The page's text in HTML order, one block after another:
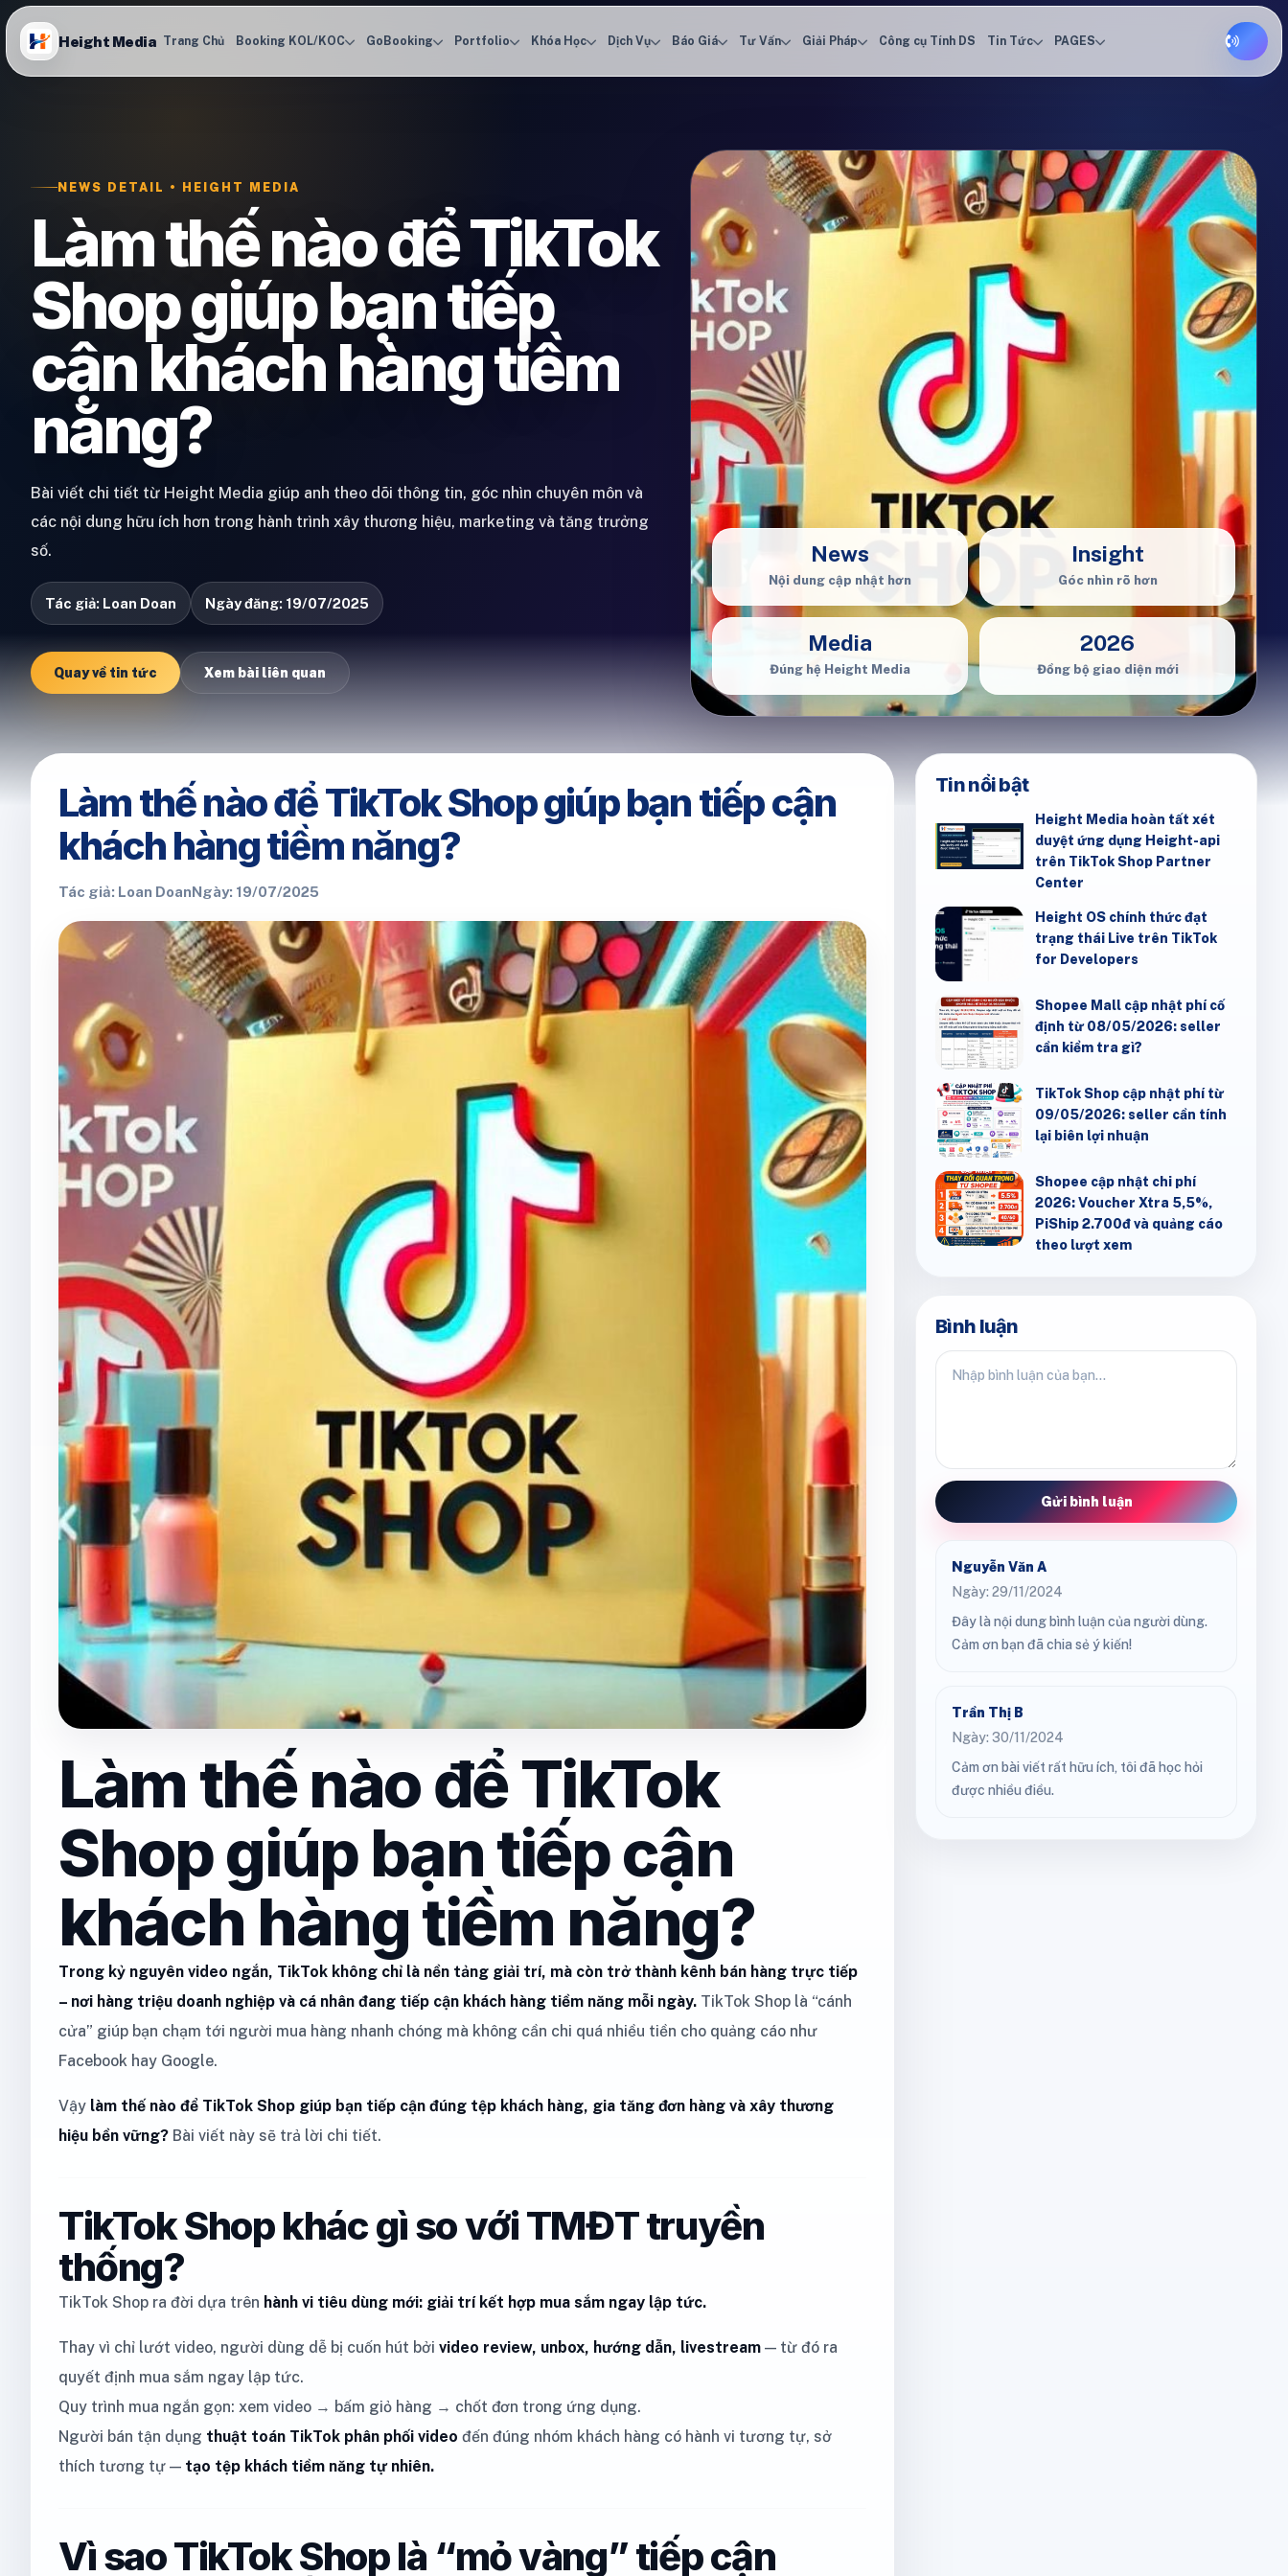
Height Media Trang Chủ Booking KOL/KOC GoBooking Portfolio Khóa Học Dịch Vụ Báo Giá Tư Vấn Giải Pháp Công cụ Tính DS Tin Tức PAGES
NEWS DETAIL • HEIGHT MEDIA
Làm thế nào để TikTok
Shop giúp bạn tiếp
cận khách hàng tiềm
năng?
Bài viết chi tiết từ Height Media giúp anh theo dõi thông tin, góc nhìn chuyên môn và
các nội dung hữu ích hơn trong hành trình xây thương hiệu, marketing và tăng trưởng
số.
Tác giả: Loan Doan Ngày đăng: 19/07/2025
Quay về tin tức Xem bài liên quan
News
Nội dung cập nhật hơn
Insight
Góc nhìn rõ hơn
Media
Đúng hệ Height Media
2026
Đồng bộ giao diện mới
Làm thế nào để TikTok Shop giúp bạn tiếp cận
khách hàng tiềm năng?
Tác giả: Loan DoanNgày: 19/07/2025
Làm thế nào để TikTok
Shop giúp bạn tiếp cận
khách hàng tiềm năng?
Trong kỷ nguyên video ngắn, TikTok không chỉ là nền tảng giải trí, mà còn trở thành kênh bán hàng trực tiếp
– nơi hàng triệu doanh nghiệp và cá nhân đang tiếp cận khách hàng tiềm năng mỗi ngày. TikTok Shop là “cánh
cửa” giúp bạn chạm tới người mua hàng nhanh chóng mà không cần chi quá nhiều tiền cho quảng cáo như
Facebook hay Google.
Vậy làm thế nào để TikTok Shop giúp bạn tiếp cận đúng tệp khách hàng, gia tăng đơn hàng và xây thương
hiệu bền vững? Bài viết này sẽ trả lời chi tiết.
TikTok Shop khác gì so với TMĐT truyền
thống?
TikTok Shop ra đời dựa trên hành vi tiêu dùng mới: giải trí kết hợp mua sắm ngay lập tức.
Thay vì chỉ lướt video, người dùng dễ bị cuốn hút bởi video review, unbox, hướng dẫn, livestream — từ đó ra
quyết định mua sắm ngay lập tức.
Quy trình mua ngắn gọn: xem video → bấm giỏ hàng → chốt đơn trong ứng dụng.
Người bán tận dụng thuật toán TikTok phân phối video đến đúng nhóm khách hàng có hành vi tương tự, sở
thích tương tự — tạo tệp khách tiềm năng tự nhiên.
Vì sao TikTok Shop là “mỏ vàng” tiếp cận
Tin nổi bật
Height Media hoàn tất xét
duyệt ứng dụng Height-api
trên TikTok Shop Partner
Center
Height OS chính thức đạt
trạng thái Live trên TikTok
for Developers
Shopee Mall cập nhật phí cố
định từ 08/05/2026: seller
cần kiểm tra gì?
TikTok Shop cập nhật phí từ
09/05/2026: seller cần tính
lại biên lợi nhuận
Shopee cập nhật chi phí
2026: Voucher Xtra 5,5%,
PiShip 2.700đ và quảng cáo
theo lượt xem
Bình luận
Gửi bình luận
Nguyễn Văn A
Ngày: 29/11/2024
Đây là nội dung bình luận của người dùng.
Cảm ơn bạn đã chia sẻ ý kiến!
Trần Thị B
Ngày: 30/11/2024
Cảm ơn bài viết rất hữu ích, tôi đã học hỏi
được nhiều điều.